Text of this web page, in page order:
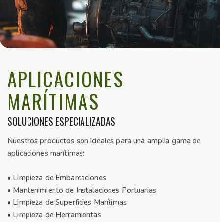
APLICACIONES
MARÍTIMAS
SOLUCIONES ESPECIALIZADAS
Nuestros productos son ideales para una amplia gama de
aplicaciones marítimas:
• Limpieza de Embarcaciones
• Mantenimiento de Instalaciones Portuarias
• Limpieza de Superficies Marítimas
• Limpieza de Herramientas